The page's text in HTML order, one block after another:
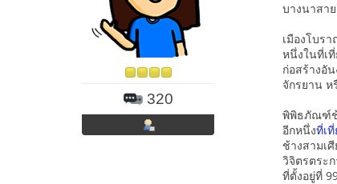
320
บางนาสา
เมืองโบร
หนึ่งในที่เ
ก่อสร้างอั
จักรยาน ห
พิพิธภัณฑ์ช้
อีกหนึ่งที่เ
ช้างสามเ
วิจิตรตระ
ที่ตั้งอยู่ที่